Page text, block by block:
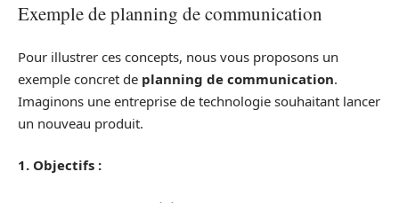
Exemple de planning de communication
Pour illustrer ces concepts, nous vous proposons un
exemple concret de planning de communication.
Imaginons une entreprise de technologie souhaitant lancer
un nouveau produit.
1. Objectifs :